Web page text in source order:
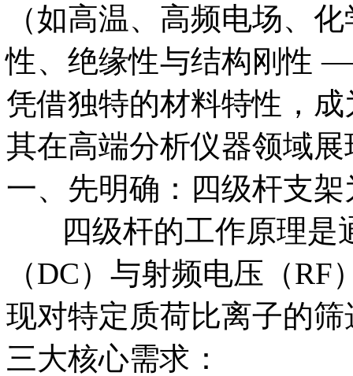
（如高温、高频电场、
性、绝缘性与结构刚性
凭借独特的材料特性，
其在高端分析仪器领域
一、先明确：四级杆支
四级杆的工作原理是
（DC）与射频电压（
现对特定质荷比离子的
三大核心需求：​